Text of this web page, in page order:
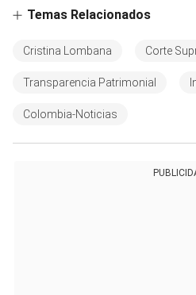
Temas Relacionados
Cristina Lombana Corte
Transparencia Patrimonial
Colombia-Noticias